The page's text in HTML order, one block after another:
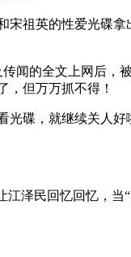
祖英的性爱光碟
闻的全文上网后
，但万万抓不得！
碟，就继续关人
泽民回忆回忆，当